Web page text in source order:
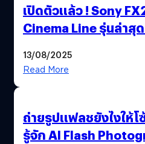
เปิดตัวแล้ว ! Sony
Cinema Line รุ่นล่าสุ
13/08/2025
Read More
ถ่ายรูปแฟลชยังไงให้โ
รู้จัก AI Flash